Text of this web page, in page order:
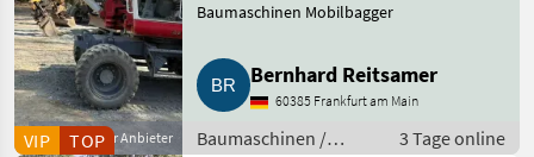
Gewerblicher Anbieter
VIP TOP
Baumaschinen Mobilbagger
Bernhard Reitsamer
60385 Frankfurt am Main
Baumaschinen /
3 Tage online